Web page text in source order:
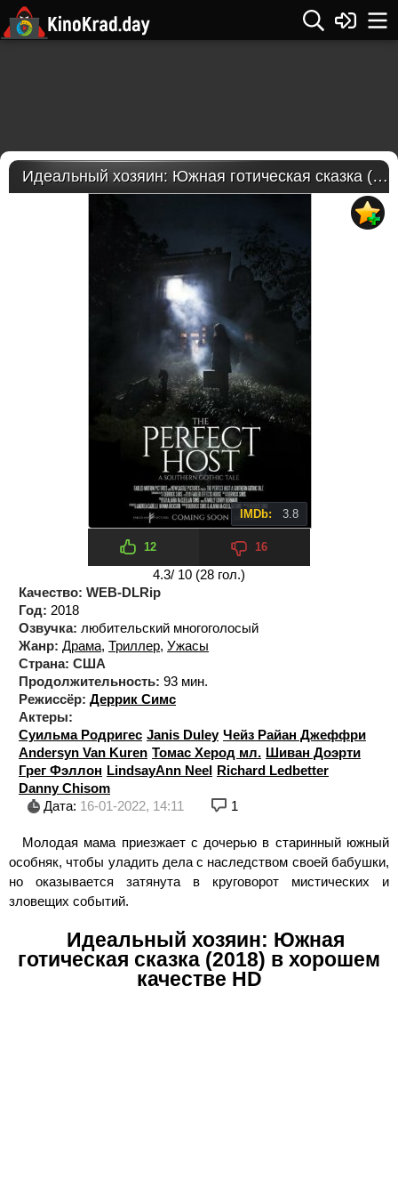
Идеальный хозяин: Южная готическая сказка (2018)
IMDb: 3.8
12 16
4.3/ 10 (28 гол.)
Качество: WEB-DLRip
Год: 2018
Озвучка: любительский многоголосый
Жанр: Драма, Триллер, Ужасы
Страна: США
Продолжительность: 93 мин.
Режиссёр: Деррик Симс
Актеры:
Суильма Родригес Janis Duley Чейз Райан Джеффри
Andersyn Van Kuren Томас Херод мл. Шиван Доэрти
Грег Фэллон LindsayAnn Neel Richard Ledbetter
Danny Chisom
Дата: 16-01-2022, 14:11 1
Молодая мама приезжает с дочерью в старинный южный
особняк, чтобы уладить дела с наследством своей бабушки,
но оказывается затянута в круговорот мистических и
зловещих событий.
Идеальный хозяин: Южная
готическая сказка (2018) в хорошем
качестве HD